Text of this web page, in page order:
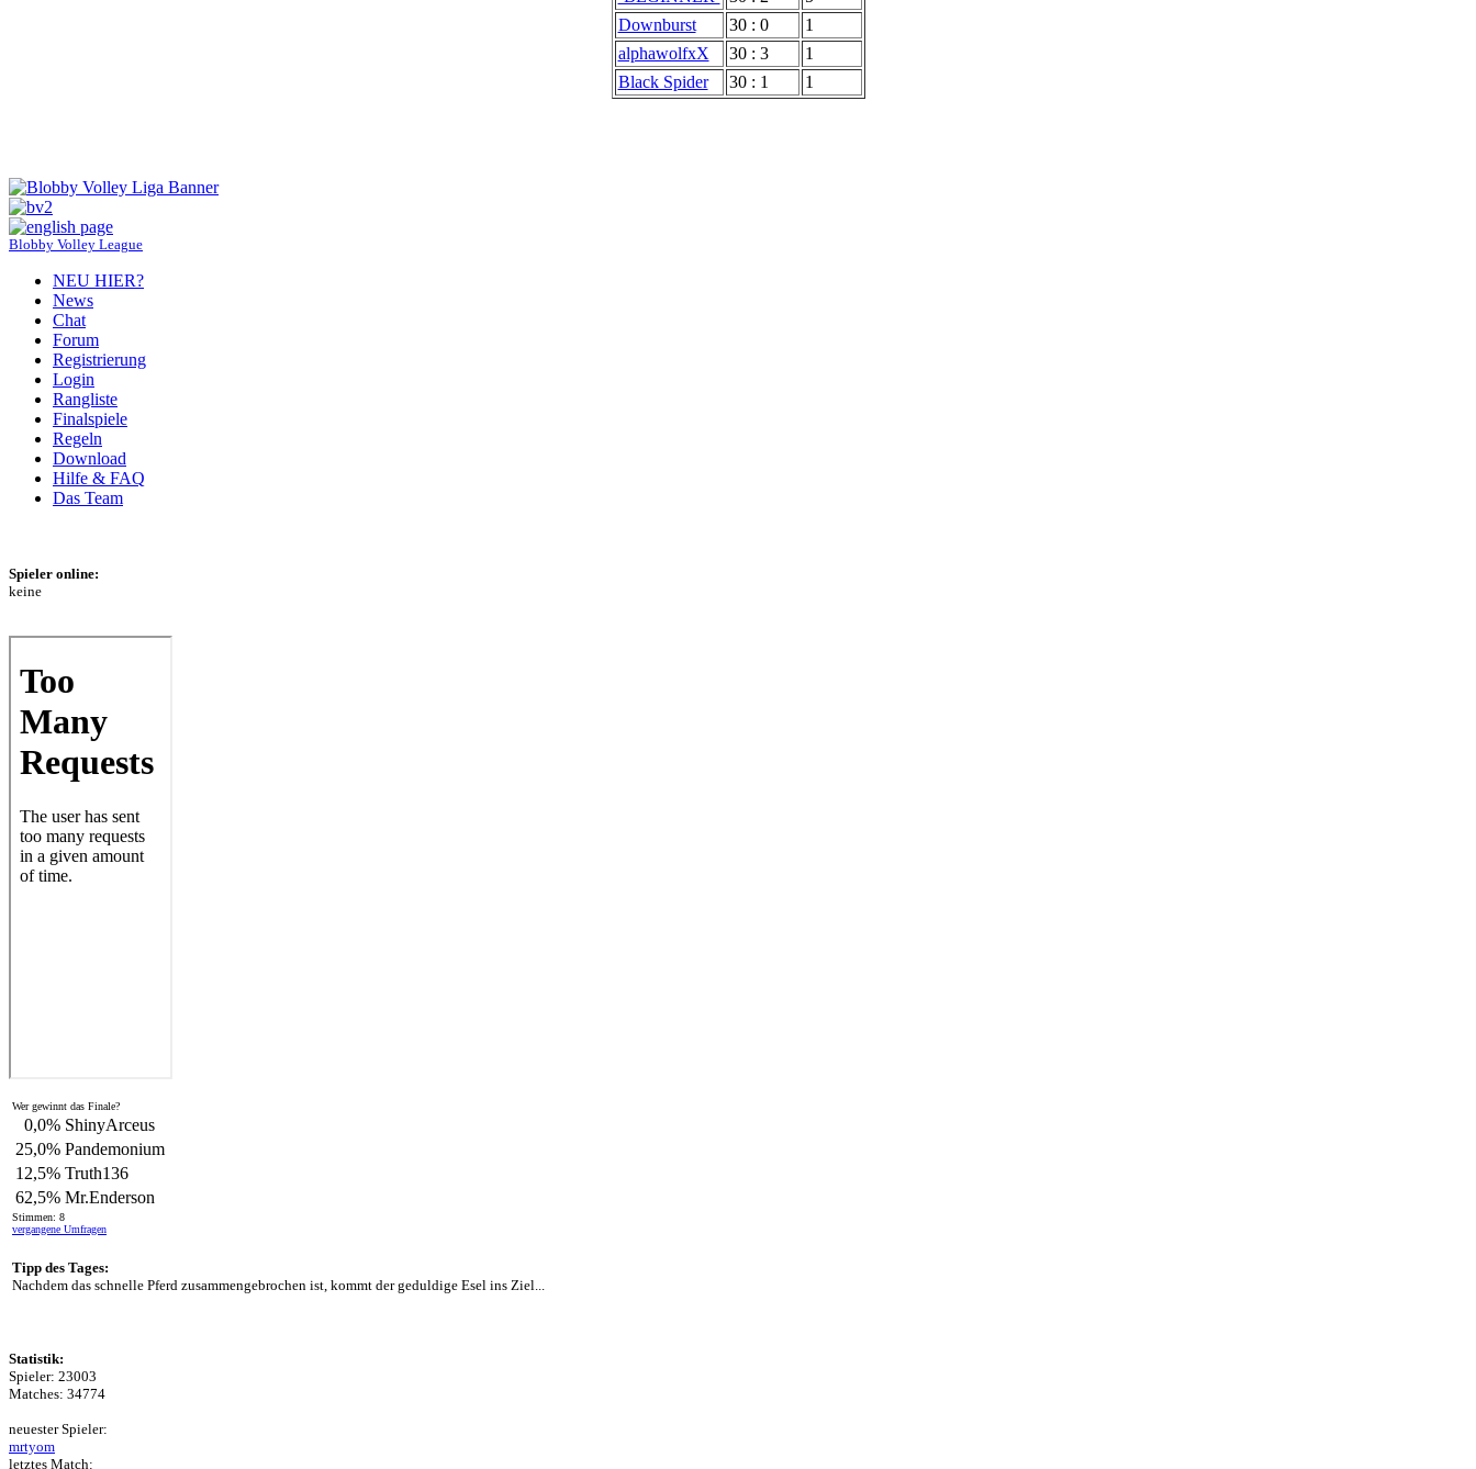
Downburst
30 : 0
1
alphawolfxX
30 : 3
1
Black Spider
30 : 1 1
Blobby Volley League
NEU HIER?
News
Chat
Forum
Registrierung
Login
Rangliste
Finalspiele
Regeln
Download
Hilfe & FAQ
Das Team
Spieler online:
keine
Wer gewinnt das Finale?
0,0% ShinyArceus
25,0% Pandemonium
12,5% Truth136
62,5% Mr.Enderson
Stimmen: 8
vergangene Umfragen
Tipp des Tages:
Nachdem das schnelle Pferd zusammengebrochen ist, kommt der geduldige Esel ins Ziel...
Statistik:
Spieler: 23003
Matches: 34774
neuester Spieler:
mrtyom
letztes Match: